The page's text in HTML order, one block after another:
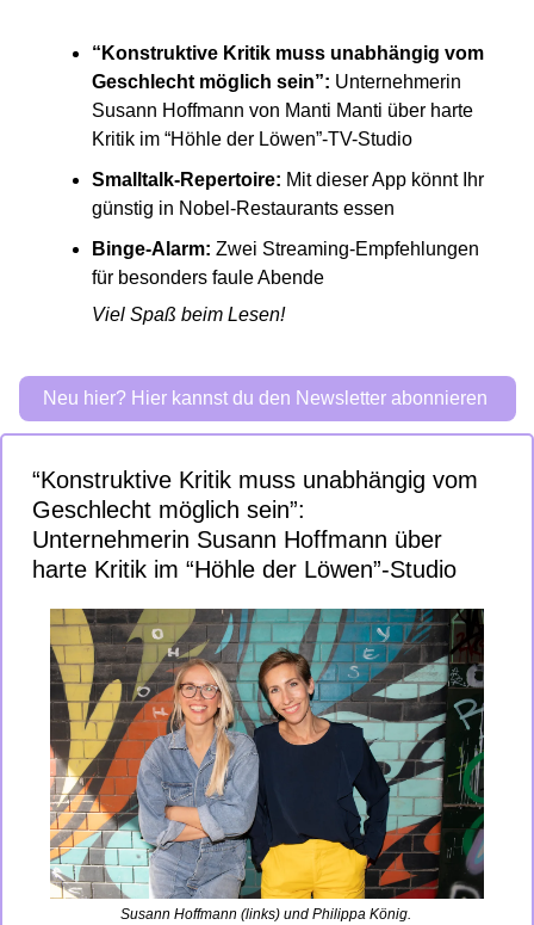
“Konstruktive Kritik muss unabhängig vom
Geschlecht möglich sein”: Unternehmerin
Susann Hoffmann von Manti Manti über harte
Kritik im “Höhle der Löwen”-TV-Studio
Smalltalk-Repertoire: Mit dieser App könnt Ihr
günstig in Nobel-Restaurants essen
Binge-Alarm: Zwei Streaming-Empfehlungen
für besonders faule Abende
Viel Spaß beim Lesen!
Neu hier? Hier kannst du den Newsletter abonnieren
“Konstruktive Kritik muss unabhängig vom
Geschlecht möglich sein”:
Unternehmerin Susann Hoffmann über
harte Kritik im “Höhle der Löwen”-Studio
Susann Hoffmann (links) und Philippa König.